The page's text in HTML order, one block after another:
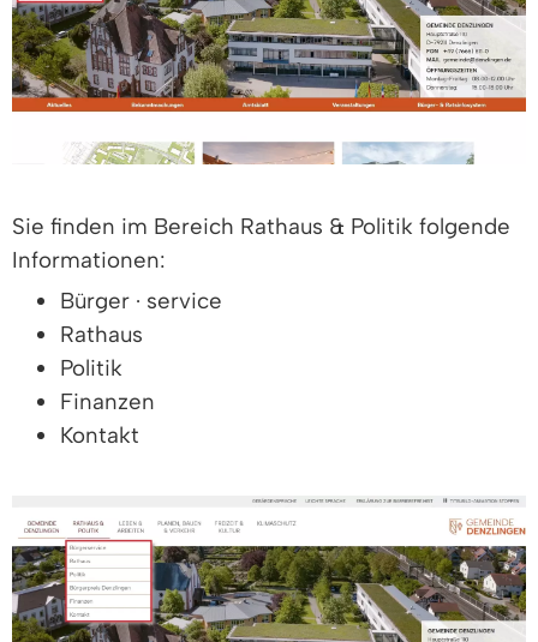
Sie finden im Bereich Rathaus & Politik folgende
Informationen:
Bürger · service
Rathaus
Politik
Finanzen
Kontakt